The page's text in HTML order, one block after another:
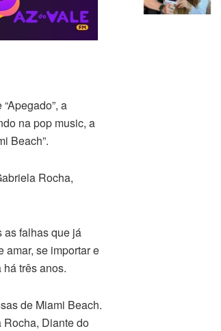
a
na pop music, a
Beach”.
Rocha,
as falhas que já
amar, se importar e
há três anos.
de Miami Beach.
Diante do